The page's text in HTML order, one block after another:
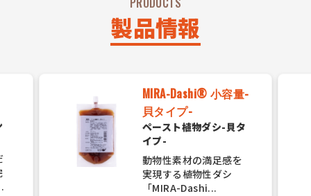
製品情報
MIRA-Dashi® 小容量-
貝タイプ-
ペースト植物ダシ-貝タ
イプ-
動物性素材の満足感を
実現する植物性ダシ
「MIRA-Dashi...